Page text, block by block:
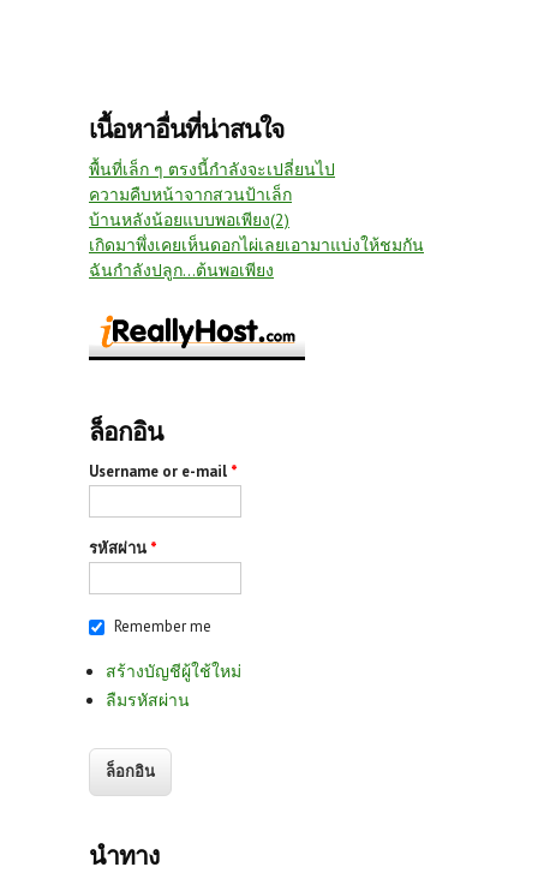
เนื้อหาอื่นที่น่าสนใจ
พื้นที่เล็ก ๆ ตรงนี้กำลังจะเปลี่ยนไป
ความคืบหน้าจากสวนป้าเล็ก
บ้านหลังน้อยแบบพอเพียง(2)
เกิดมาพึ่งเคยเห็นดอกไผ่เลยเอามาแบ่งให้ชมกัน
ฉันกำลังปลูก...ต้นพอเพียง
ล็อกอิน
Username or e-mail *
รหัสผ่าน *
Remember me
สร้างบัญชีผู้ใช้ใหม่
ลืมรหัสผ่าน
นำทาง